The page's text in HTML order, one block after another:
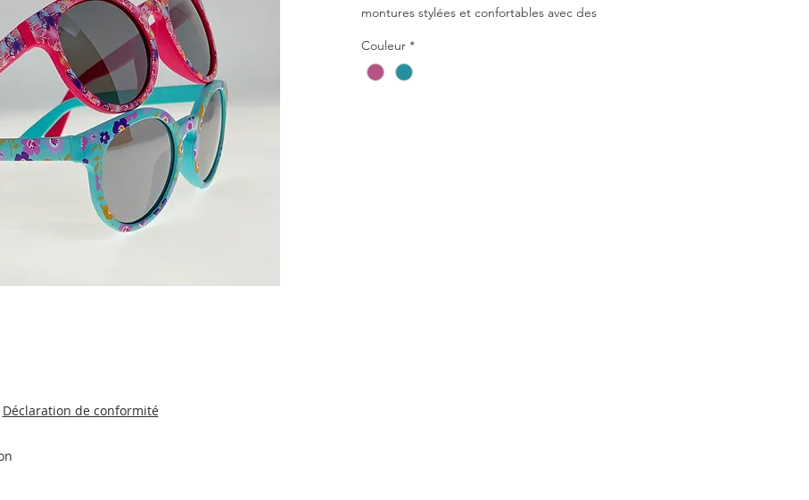
montures stylées et confortables avec des
protection optimale.
Couleur *
Déclaration de conformité